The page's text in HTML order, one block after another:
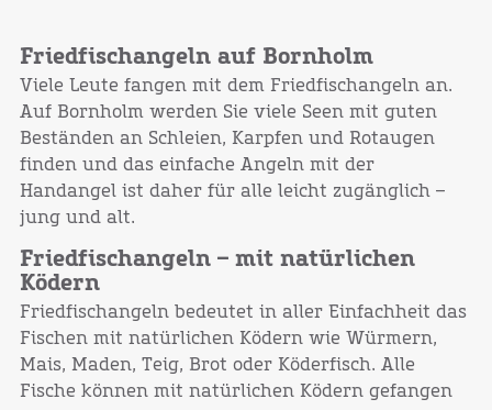
Friedfischangeln auf Bornholm
Viele Leute fangen mit dem Friedfischangeln an.
Auf Bornholm werden Sie viele Seen mit guten
Beständen an Schleien, Karpfen und Rotaugen
finden und das einfache Angeln mit der
Handangel ist daher für alle leicht zugänglich –
jung und alt.
Friedfischangeln – mit natürlichen
Ködern
Friedfischangeln bedeutet in aller Einfachheit das
Fischen mit natürlichen Ködern wie Würmern,
Mais, Maden, Teig, Brot oder Köderfisch. Alle
Fische können mit natürlichen Ködern gefangen